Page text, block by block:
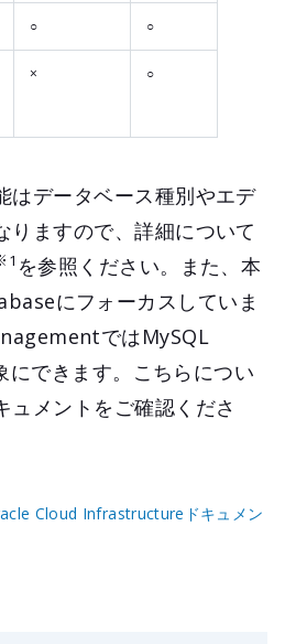
○ ○
× ○
はデータベース種別やエデ
りますので、詳細について
を参照ください。また、本
にフォーカスしていま
ではMySQL
できます。こちらについ
ュメントをご確認くださ
Cloud Infrastructureドキュメン